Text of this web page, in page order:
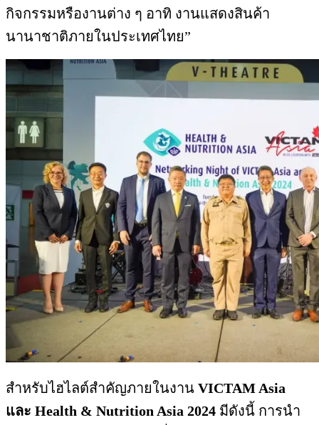
กิจกรรมหรืองานต่าง ๆ อาทิ งานแสดงสินค้า
นานาชาติภายในประเทศไทย”
สำหรับไฮไลต์สำคัญภายในงาน VICTAM Asia
และ Health & Nutrition Asia 2024 มีดังนี้ การนำ